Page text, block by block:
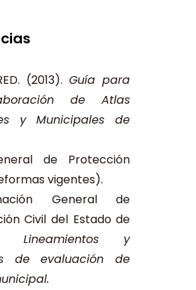
(2013).Guía para
de Atlas
y Municipales de
de Protección
vigentes).
General de
Civil del Estado de
Lineamientos y
de evaluación de